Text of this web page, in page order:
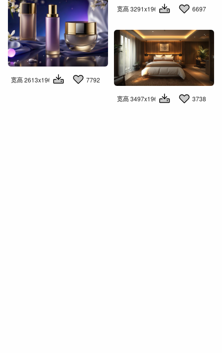
宽高 3291x1960 6697
宽高 2613x1960 7792
宽高 3497x1960 3738